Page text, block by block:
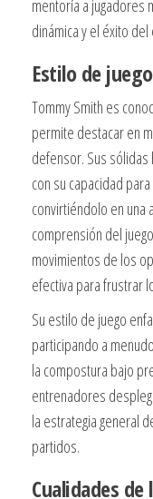
mentoría a jugadores
dinámica y el éxito
Estilo de
Tommy Smith es
permite destacar en
defensor. Sus
con su capacidad
convirtiéndolo en una
comprensión del
movimientos de los
efectiva para frustrar
Su estilo de juego
participando a
la compostura bajo
entrenadores
la estrategia general
partidos.
Cualidades